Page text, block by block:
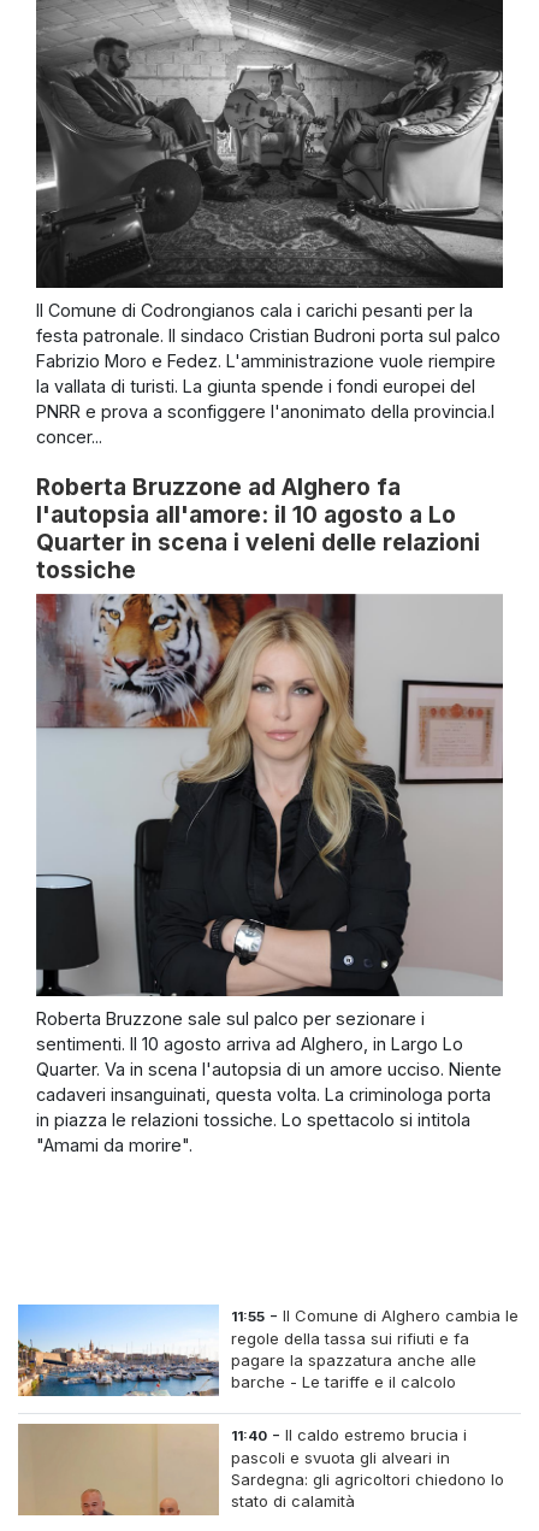
Il Comune di Codrongianos cala i carichi pesanti per la
festa patronale. Il sindaco Cristian Budroni porta sul palco
Fabrizio Moro e Fedez. L'amministrazione vuole riempire
la vallata di turisti. La giunta spende i fondi europei del
PNRR e prova a sconfiggere l'anonimato della provincia.I
concer...
Roberta Bruzzone ad Alghero fa
l'autopsia all'amore: il 10 agosto a Lo
Quarter in scena i veleni delle relazioni
tossiche
Roberta Bruzzone sale sul palco per sezionare i
sentimenti. Il 10 agosto arriva ad Alghero, in Largo Lo
Quarter. Va in scena l'autopsia di un amore ucciso. Niente
cadaveri insanguinati, questa volta. La criminologa porta
in piazza le relazioni tossiche. Lo spettacolo si intitola
"Amami da morire".
11:55 -Il Comune di Alghero cambia le
regole della tassa sui rifiuti e fa
pagare la spazzatura anche alle
barche - Le tariffe e il calcolo
11:40 -Il caldo estremo brucia i
pascoli e svuota gli alveari in
Sardegna: gli agricoltori chiedono lo
stato di calamità